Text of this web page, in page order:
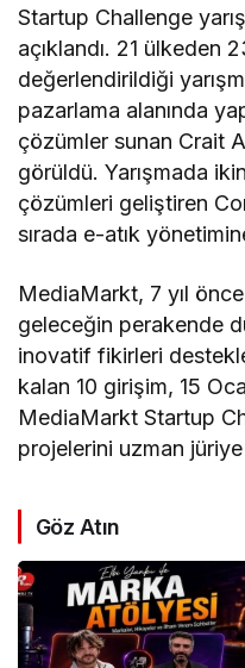
Startup Challenge
açıklandı. 21 ülkeden
değerlendirildiği
pazarlama alanında
çözümler sunan Crait
görüldü. Yarışmada
çözümleri geliştiren
sırada e-atık
MediaMarkt, 7 yıl önce
geleceğin perakende
inovatif fikirleri
kalan 10 girişim, 15
MediaMarkt Startup
projelerini uzman
Göz Atın